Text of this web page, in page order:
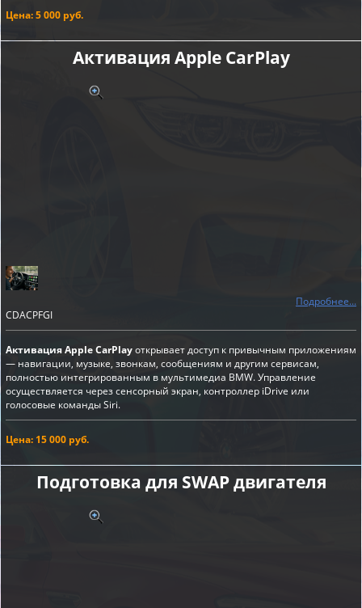
Цена: 5 000 руб.
Активация Apple CarPlay
Подробнее...
CDACPFGI
Активация Apple CarPlayоткрывает доступ к привычным приложениям
— навигации, музыке, звонкам, сообщениям и другим сервисам,
полностью интегрированным в мультимедиа BMW. Управление
осуществляется через сенсорный экран, контроллер iDrive или
голосовые команды Siri.
Цена: 15 000 руб.
Подготовка для SWAP двигателя